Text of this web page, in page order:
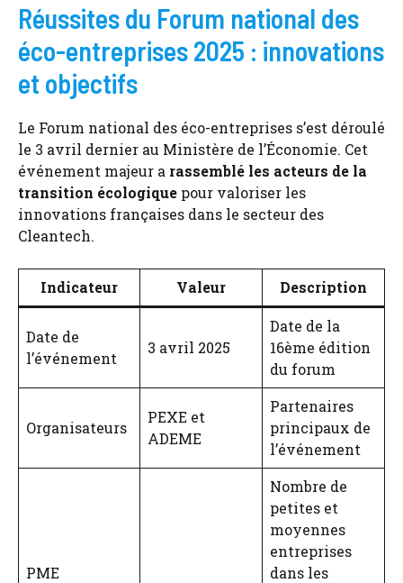
Réussites du Forum national des
éco-entreprises 2025 : innovations
et objectifs
Le Forum national des éco-entreprises s’est déroulé
le 3 avril dernier au Ministère de l’Économie. Cet
événement majeur a rassemblé les acteurs de la
transition écologique pour valoriser les
innovations françaises dans le secteur des
Cleantech.
Indicateur Valeur Description
Date de
l’événement
3 avril 2025
Date de la
16ème édition
du forum
Organisateurs
PEXE et
ADEME
Partenaires
principaux de
l’événement
PME
Nombre de
petites et
moyennes
entreprises
dans les